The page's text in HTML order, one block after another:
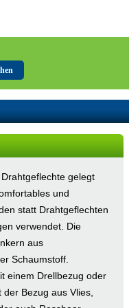
gelegt
und
statt Drahtgeflechten
verwendet. Die
aus
Schaumstoff.
einem Drellbezug oder
Bezug aus Vlies,